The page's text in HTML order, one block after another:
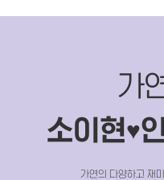
가
소이현♥
가연의 다양하고 재